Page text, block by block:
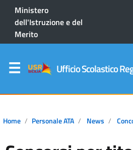
Ministero
dell'Istruzione e del
Merito
Ufficio Scolastico
Home Personale ATA News